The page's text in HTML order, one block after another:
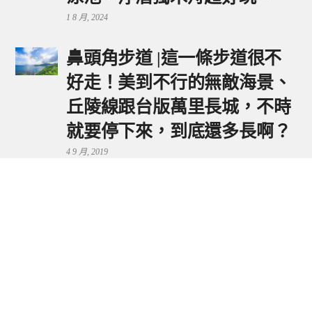
1 8 月, 2024
鼻頭角步道 |這一條步道很不
好走！美到不行的無敵海景、
丘陵線跟台版萬里長城，不時
就要停下來，到底還多長啊？
4 9 月, 2019